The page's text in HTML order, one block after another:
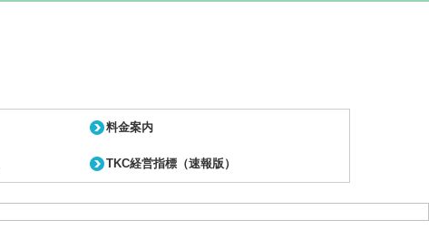
料金案内
TKC経営指標（速報版）